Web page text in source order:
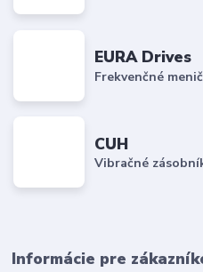
EURA Drives
Frekvenčné
CUH
Vibračné
Informácie pre